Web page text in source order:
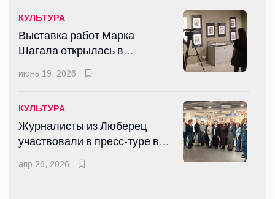
апр 14, 2026
КУЛЬТУРА
Летний парк в Малаховке
июнь 28, 2026
КУЛЬТУРА
Стали известны лауреаты 2-
КУЛЬТУРА
Выставка работ Марка
Шагала открылась в
июнь 19, 2026
КУЛЬТУРА
Журналисты из Люберец
участвовали в пресс-туре в
апр 26, 2026